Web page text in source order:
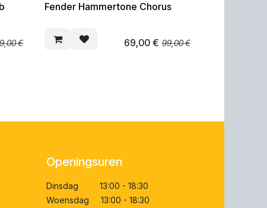
€
SOLDEN
Fender Hammertone Chorus
69,00€ 99,00€
Openingsuren
Dinsdag 13:00 - 18:30
Woensdag 13:00 - 18:30